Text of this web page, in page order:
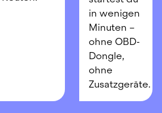
in wenigen
Minuten –
ohne OBD-
Dongle,
ohne
Zusatzgeräte.